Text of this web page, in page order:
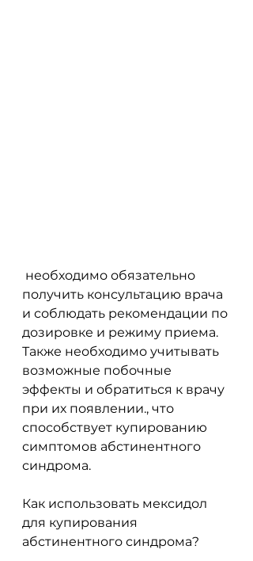
получить консультацию врача
и соблюдать рекомендации по
дозировке и режиму приема.
Также необходимо учитывать
возможные побочные
эффекты и обратиться к врачу
при их появлении., что
способствует купированию
симптомов абстинентного
синдрома.
Как использовать мексидол
для купирования
абстинентного синдрома?